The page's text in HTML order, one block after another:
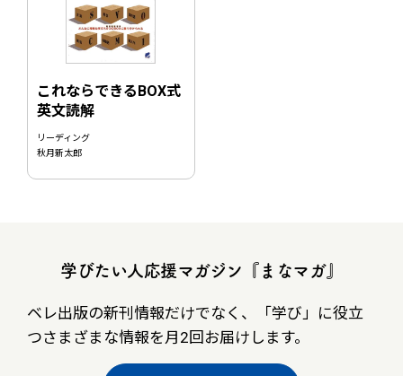
これならできるBOX式
英文読解
リーディング
秋月新太郎
学びたい人応援マガジン『まなマガ』
ベレ出版の新刊情報だけでなく、
「学び」に役立
つさまざまな情報を月2回お届けします。